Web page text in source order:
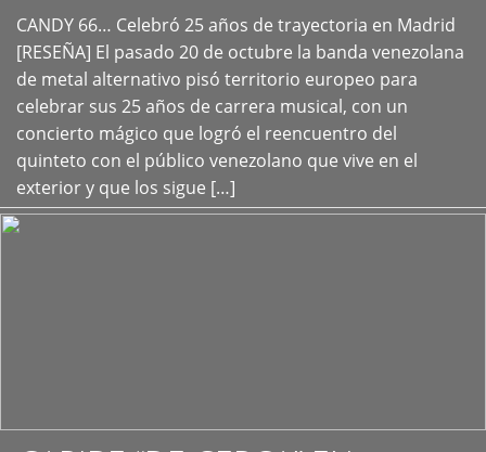
CANDY 66… Celebró 25 años de trayectoria en Madrid
[RESEÑA] El pasado 20 de octubre la banda venezolana
de metal alternativo pisó territorio europeo para
celebrar sus 25 años de carrera musical, con un
concierto mágico que logró el reencuentro del
quinteto con el público venezolano que vive en el
exterior y que los sigue […]
+